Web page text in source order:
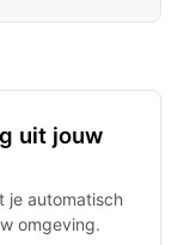
uit jouw
je automatisch
omgeving.